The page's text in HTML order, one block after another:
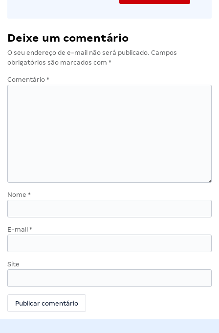
O seu endereço de e-mail não será publicado.
obrigatórios são marcados com
Comentário *
Nome*
E-mail*
Site